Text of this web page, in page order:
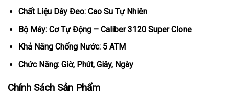
Chất Liệu Dây Đeo: Cao Su Tự Nhiên
Bộ Máy: Cơ Tự Động – Caliber 3120 Super Clone
Khả Năng Chống Nước: 5 ATM
Chức Năng: Giờ, Phút, Giây, Ngày
Chính Sách Sản Phẩm